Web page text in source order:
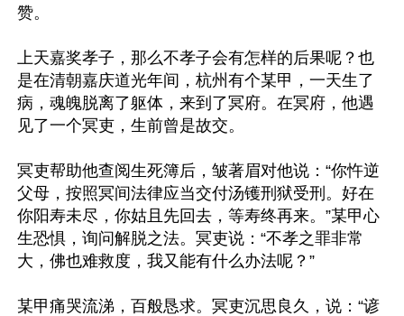
赞。
上天嘉奖孝子，那么不孝子会有怎样的后果呢？也
是在清朝嘉庆道光年间，杭州有个某甲，一天生了
病，魂魄脱离了躯体，来到了冥府。在冥府，他遇
见了一个冥吏，生前曾是故交。
冥吏帮助他查阅生死簿后，皱著眉对他说：“你忤逆
父母，按照冥间法律应当交付汤镬刑狱受刑。好在
你阳寿未尽，你姑且先回去，等寿终再来。”某甲心
生恐惧，询问解脱之法。冥吏说：“不孝之罪非常
大，佛也难救度，我又能有什么办法呢？”
某甲痛哭流涕，百般恳求。冥吏沉思良久，说：“谚